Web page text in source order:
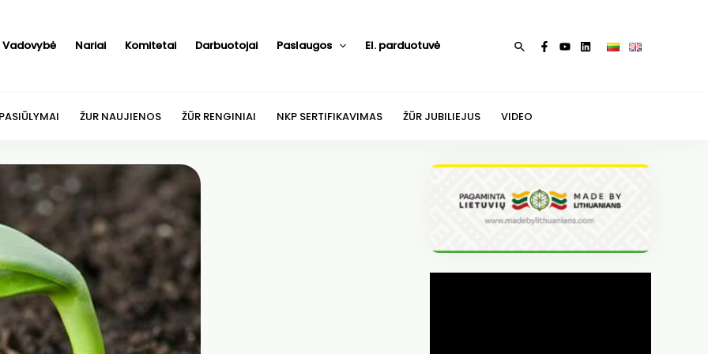
Vadovybė Nariai Komitetai Darbuotojai Paslaugos El. parduotuvė Paieška
ŽUR NAUJIENOS ŽŪR RENGINIAI NKP SERTIFIKAVIMAS ŽŪR JUBILIEJUS VIDEO